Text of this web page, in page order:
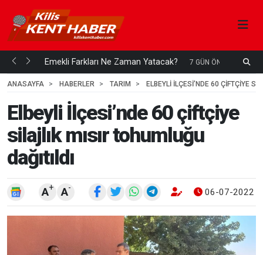
mi... Emekli Farkları Ne Zaman Yatacak? 7 GÜN ÖNCE
ANASAYFA
HABERLER TARIM ELBEYLI İLÇESI’NDE 60 ÇIFTÇIYE
Elbeyli İlçesi’nde 60 çiftçiye
silajlık mısır tohumluğu
dağıtıldı
A+ A- 06-07-2022